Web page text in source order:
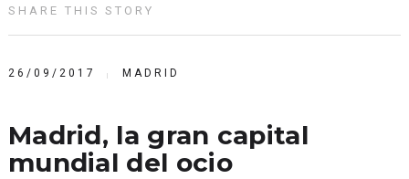
SHARE THIS STORY
26/09/2017 MADRID
Madrid, la gran capital
mundial del ocio